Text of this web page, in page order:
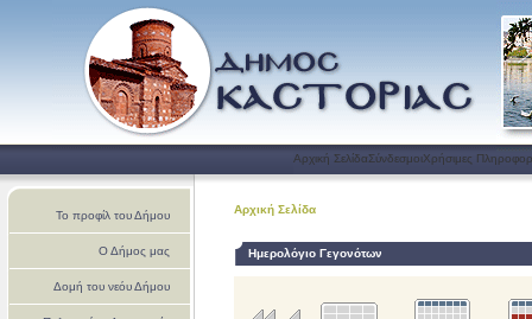
Αρχική ΣελίδαΣύνδεσμοιΧρήσιμες
Το προφίλ του Δήμου
Ο Δήμος μας
Δομή του νεόυ Δήμου
Αρχική Σελίδα
Ημερολόγιο Γεγονότων